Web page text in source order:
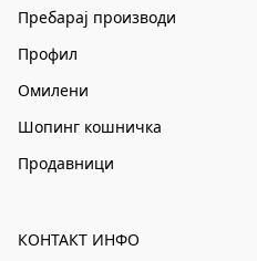
Пребарај производи
Профил
Омилени
Шопинг кошничка
Продавници
КОНТАКТ ИНФО